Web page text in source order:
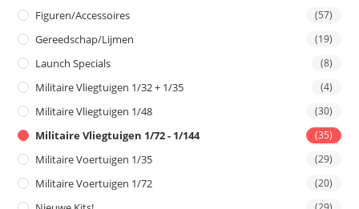
Figuren/Accessoires (57)
Gereedschap/Lijmen (19)
Launch Specials (8)
Militaire Vliegtuigen 1/32 + 1/35 (4)
Militaire Vliegtuigen 1/48 (30)
Militaire Vliegtuigen 1/72 - 1/144 (35)
Militaire Voertuigen 1/35 (29)
Militaire Voertuigen 1/72 (20)